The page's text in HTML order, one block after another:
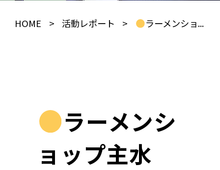
HOME > 活動レポート > ラーメンショ...
ラーメンシ
ョップ主水